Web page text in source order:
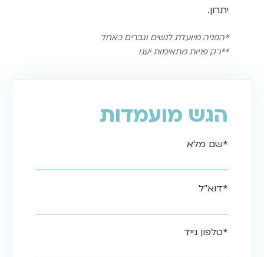
יתרון.
*הפניה מיועדת לנשים וגברים כאחד
**רק פניות מתאימות יענו
הגש מועמדות
*שם מלא
*דוא"ל
*טלפון נייד